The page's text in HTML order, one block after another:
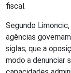
fiscal.
Segundo
agências
siglas, que a
modo a denunciar